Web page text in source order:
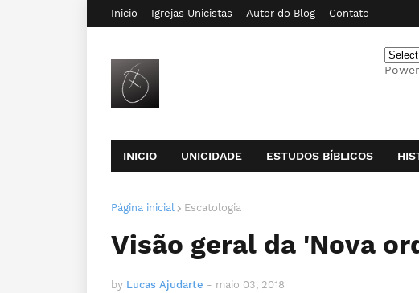
Inicio Igrejas Unicistas Autor do Blog Contato
INICIO UNICIDADE ESTUDOS BÍBLICOS
Página inicial Escatologia
Visão geral da 'Nova
by Lucas Ajudarte - maio 03, 2018